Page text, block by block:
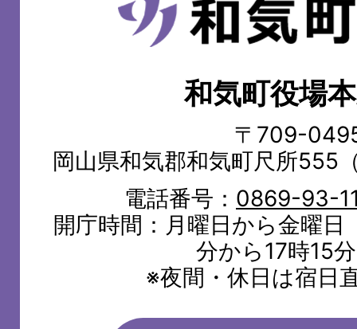
和
気
和気町役場
〒709-
岡山県和気郡和気町尺所555
電話番号： 0869-93-
開庁時間：月曜日から金曜
分から17時15
※夜間・休日は宿日